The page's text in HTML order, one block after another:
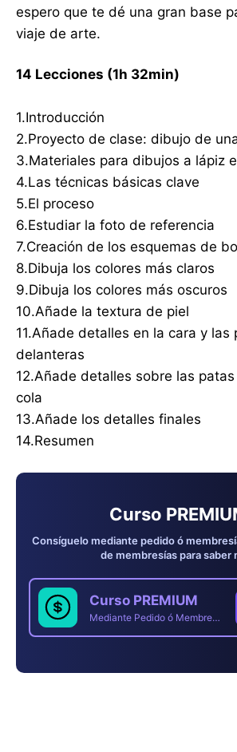
espero que te dé una gran base
viaje de arte.
14 Lecciones (1h 32min)
1.Introducción
2.Proyecto de clase: dibujo de
3.Materiales para dibujos a lápiz
4.Las técnicas básicas clave
5.El proceso
6.Estudiar la foto de referencia
7.Creación de los esquemas de
8.Dibuja los colores más claros
9.Dibuja los colores más oscuros
10.Añade la textura de piel
11.Añade detalles en la cara y las
delanteras
12.Añade detalles sobre las
cola
13.Añade los detalles finales
14.Resumen
Curso
Consíguelo mediante pedido ó
de membresías para saber
Curso PREMIUM
Mediante Pedido ó Membresía